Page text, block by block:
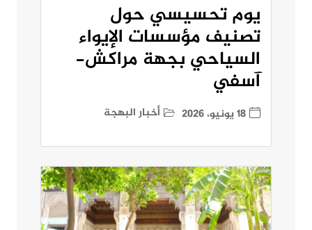
يوم تحسيسي حول
تصنيف مؤسسات الإيواء
السياحي بجهة مراكش-
آسفي
18 يونيو، 2026 أخبار البهجة